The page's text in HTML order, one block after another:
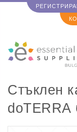
Стъклен
doTERRA